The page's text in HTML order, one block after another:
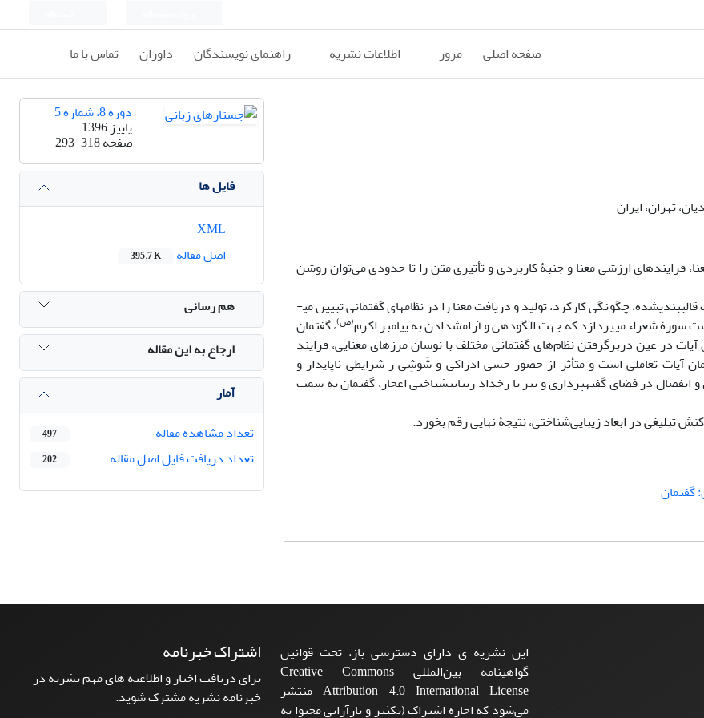
صفحه اصلی مرور اطلاعات نشریه راهنمای نویسندگان داوران تماس با ما
تهران، ایران
فرایندهای ارزشی معنا و جنبۀ کاربردی و تأثیری متن را تا حدودی می‌توان روشن
چگونگی کارکرد، تولید و دریافت معنا را در نظام­های گفتمانی تبیین می­
سورۀ شعراء می­پردازد که جهت الگودهی و آرامش­دادن به پیامبر اکرم(ص)، گفتمان
در عین دربرگرفتن نظام‌های گفتمانی مختلف با نوسان مرزهای معنایی، فرایند
آیات تعاملی است و متأثر از حضور حسی ادراکی و شَوِشِی ر شرایطی ناپایدار و
در فضای گفته­پردازی و نیز با رخداد زیبایی­شناختی اعجاز، گفتمان به سمت
تبلیغی در ابعاد زیبایی‌شناختی، نتیجۀ نهایی رقم بخورد.
گفتمان
دوره 8، شماره 5
پاییز 1396
صفحه293-318
فایل ها
اصل مقاله
395.7 K
هم رسانی
ارجاع به این مقاله
آمار
تعداد مشاهده مقاله
497
تعداد دریافت فایل اصل مقاله 202
این نشریه ی دارای دسترسی باز، تحت قوانین
گواهینامه بین‌المللی Creative Commons
Attribution 4.0 International License منتشر
می‌شود که اجازه اشتراک (تکثیر و بازآرایی محتوا به
اشتراک خبرنامه
برای دریافت اخبار و اطلاعیه های مهم نشریه در
خبرنامه نشریه مشترک شوید.